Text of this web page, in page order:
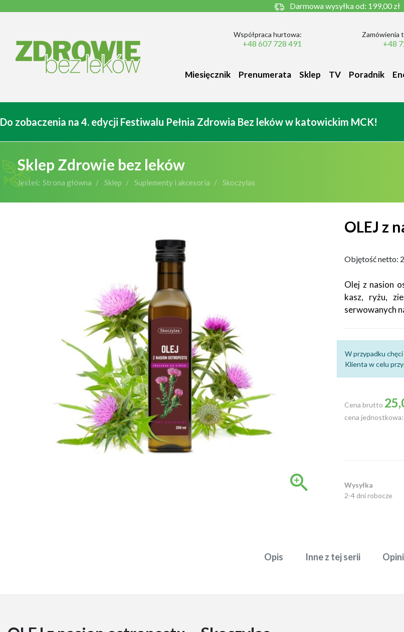
Darmowa wysyłka od: 199,00 zł
Współpraca hurtowa:
+48 607 728 491
Zamówienia
+48
Miesięcznik Prenumerata Sklep TV Poradnik
Do zobaczenia na 4. edycji Festiwalu Pełnia Zdrowia Bez leków w katowickim MCK!
Sklep Zdrowie bez leków
Jesteś: Strona główna Sklep Suplementy i akcesoria Skoczylas

OLEJ z
Objętość netto:
Olej z nasion
kasz, ryżu,
serwowanych
W przypadku
Klienta w celu
Cena brutto
cena jednostkowa:
Wysyłka
2-4 dni robocze
Opis Inne z tej serii